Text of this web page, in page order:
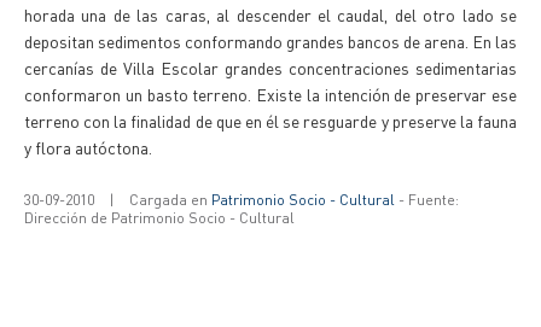
horada una de las caras, al descender el caudal, del otro lado se
depositan sedimentos conformando grandes bancos de arena. En las
cercanías de Villa Escolar grandes concentraciones sedimentarias
conformaron un basto terreno. Existe la intención de preservar ese
terreno con la finalidad de que en él se resguarde y preserve la fauna
y flora autóctona.
30-09-2010 | Cargada en Patrimonio Socio - Cultural - Fuente:
Dirección de Patrimonio Socio - Cultural